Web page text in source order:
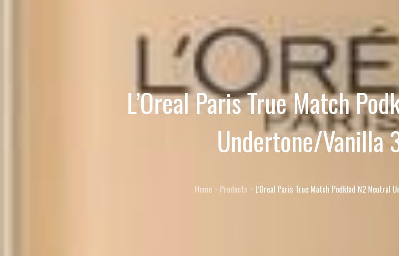
L’Oreal Paris True Match
Undertone/Vanilla
Home Products L’Oreal Paris True Match Podkład N2 Neutral